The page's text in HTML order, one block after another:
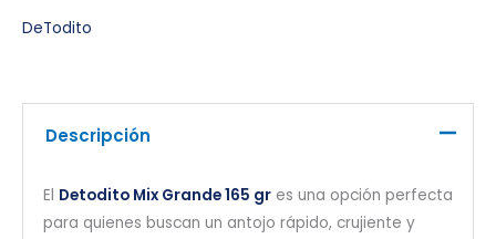
DeTodito
Descripción
El Detodito Mix Grande 165 gres una opción perfecta
para quienes buscan un antojo rápido, crujiente y